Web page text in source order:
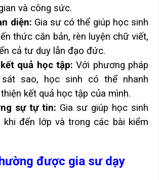
và công sức.
diện: Gia sư có thể giúp học sinh
thức căn bản, rèn luyện chữ viết,
cả tư duy lẫn đạo đức.
quả học tập:Với phương pháp
sao, học sinh có thể nhanh
kết quả học tập của mình.
sự tự tin: Gia sư giúp học sinh
đến lớp và trong các bài kiểm
được gia sư dạy